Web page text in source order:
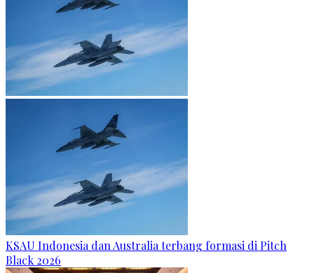
KSAU Indonesia dan Australia terbang formasi di Pitch
Black 2026